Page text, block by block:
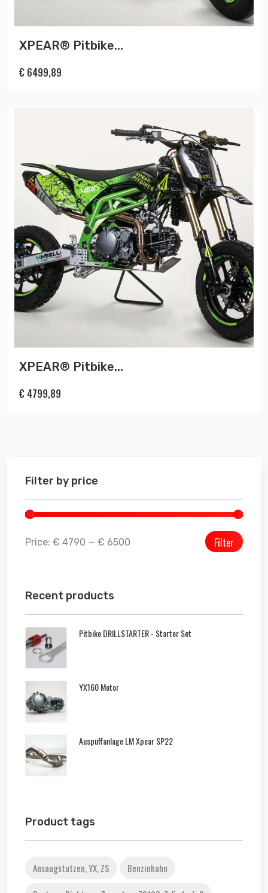
Filter by price
Filter
Price: € 4790 — € 6500
Recent products
Pitbike DRILLSTARTER - Starter Set
YX160 Motor
Auspuffanlage LM Xpear SP22
Product tags
Ansaugstutzen, YX, ZS
Benzinhahn
XPEAR® Pitbike...
€ 6499,89
XPEAR® Pitbike...
€ 4799,89